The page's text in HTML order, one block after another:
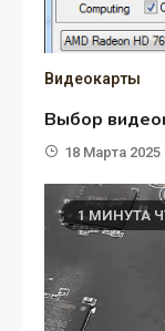
Видеокарты
Выбор
18 Марта 2025
1 МИНУТА